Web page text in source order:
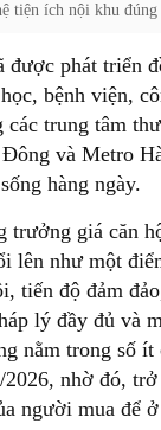
tiện ích nội khu
được phát triển
bệnh viện,
trung tâm
và Metro
hàng ngày.
trưởng giá căn
lên như một
tiến độ đảm
lý đầy đủ và
nằm trong số ít
2026, nhờ đó,
người mua để